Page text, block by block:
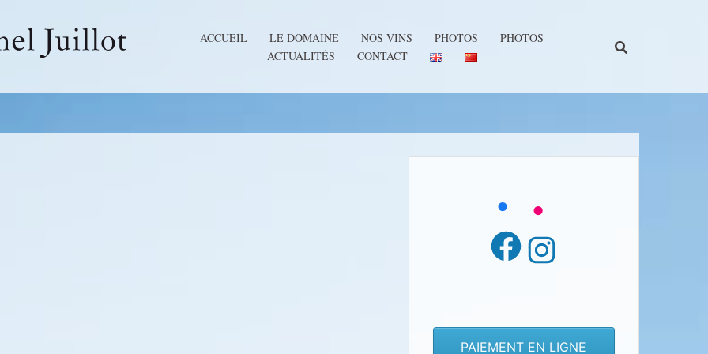
ACCUEIL LE DOMAINE NOS VINS PHOTOS
PHOTOS
ACTUALITÉS
CONTACT
Facebook
Instagram
PAIEMENT EN LIGNE